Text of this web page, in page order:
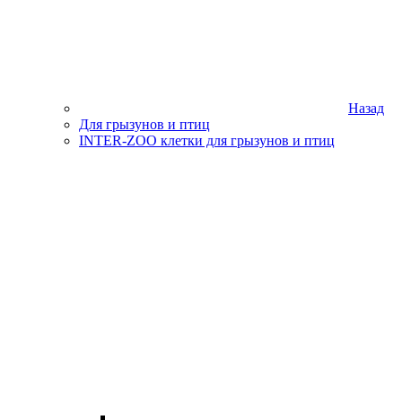
Назад
Для грызунов и птиц
INTER-ZOO клетки для грызунов и птиц